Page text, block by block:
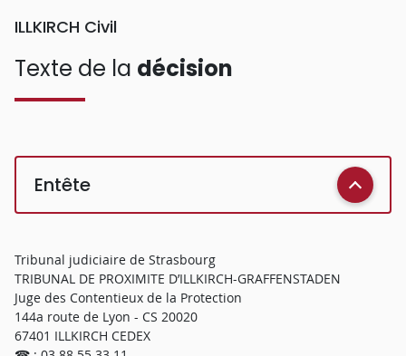
ILLKIRCH Civil
Texte de la décision
Entête
Tribunal judiciaire de Strasbourg
TRIBUNAL DE PROXIMITE D’ILLKIRCH-GRAFFENSTADEN
Juge des Contentieux de la Protection
144a route de Lyon - CS 20020
67401 ILLKIRCH CEDEX